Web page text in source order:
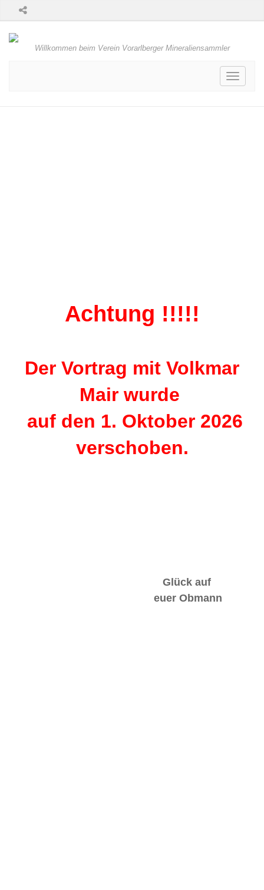
Willkommen beim Verein Vorarlberger Mineraliensammler
Toggle
Achtung !!!!!
Der Vortrag mit Volkmar
Mairwurde
auf den 1. Oktober 2026
verschoben.
Glück auf
euer Obmann